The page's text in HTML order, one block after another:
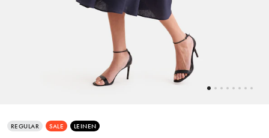
REGULAR SALE LEINEN